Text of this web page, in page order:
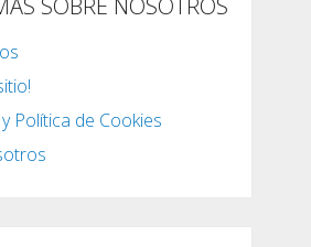
SOBRE NOSOTROS
Política de Cookies